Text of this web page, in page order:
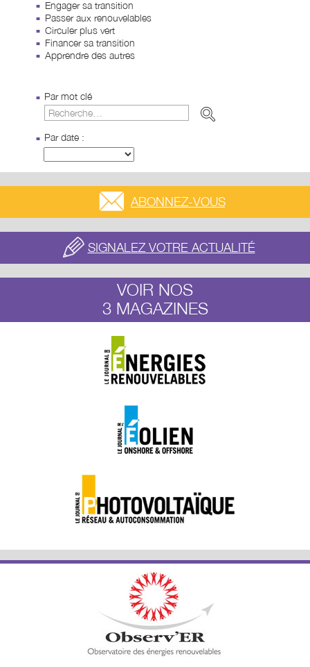
Engager sa transition
Passer aux renouvelables
Circuler plus vert
Financer sa transition
Apprendre des autres
Par mot clé
Par date :
ABONNEZ-VOUS
SIGNALEZ VOTRE ACTUALITÉ
VOIR NOS
3 MAGAZINES